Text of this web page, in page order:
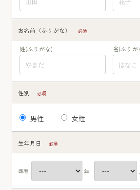
お名前（ふりがな） 必須
性別 必須
男性 女性
生年月日 必須